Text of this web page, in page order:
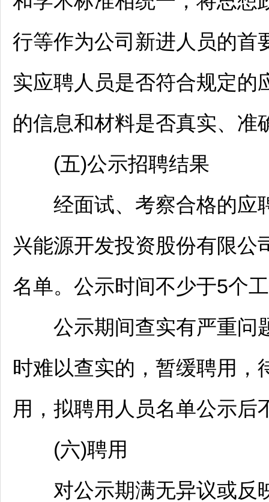
行等作为公司新进人员的首
实应聘人员是否符合规定的
的信息和材料是否真实、准
(五)公示招聘结果
经面试、考察合格的应
兴能源开发投资股份有限公
名单。公示时间不少于5个
公示期间查实有严重问
时难以查实的，暂缓聘用，
用，拟聘用人员名单公示后
(六)聘用
对公示期满无异议或反